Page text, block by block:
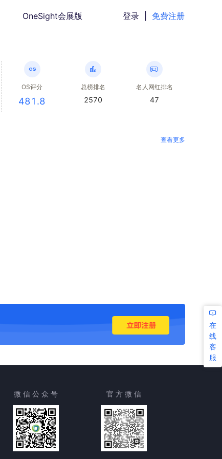
OneSight会展版 登录 免费注册
OS评分
481.8
总榜排名
2570
名人网红排名
47
查看更多
在
线
客
服
微 信 公 众 号 官 方 微 信